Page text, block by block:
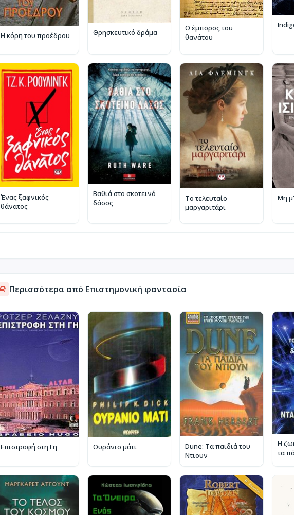
Η κόρη του προέδρου Θρησκευτικό δράμα
Ο έμπορος του
θανάτου
Ένας ξαφνικός
θάνατος
Βαθιά στο σκοτεινό
δάσος
Το τελευταίο
μαργαριτάρι
Μη
Περισσότερα από Επιστημονική φαντασία
Επιστροφή στη Γη Ουράνιο μάτι
Dune: Τα παιδιά του
Ντιουν
Η
τα